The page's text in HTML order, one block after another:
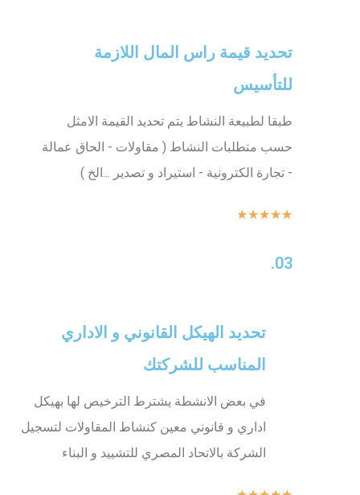
تحديد قيمة راس المال اللازمة
للتأسيس
طبقا لطبيعة النشاط يتم تحديد القيمة الامثل
حسب متطلبات النشاط ( مقاولات - الحاق عمالة
- تجارة الكترونية - استيراد و تصدير ...الخ )
★
★
★
★
★
03.
تحديد الهيكل القانوني و الاداري
المناسب للشركتك
في بعض الانشطة يشترط الترخيص لها بهيكل
اداري و قانوني معين كنشاط المقاولات لتسجيل
الشركة بالاتحاد المصري للتشييد و البناء